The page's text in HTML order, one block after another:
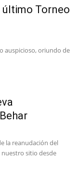
último Torneo
auspicioso, oriundo de
la reanudación del
nuestro sitio desde